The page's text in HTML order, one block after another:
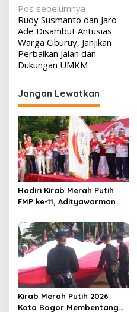
Navigasi
pos
Pos sebelumnya
Rudy Susmanto dan Jaro
Ade Disambut Antusias
Warga Ciburuy, Janjikan
Perbaikan Jalan dan
Dukungan UMKM
Jangan Lewatkan
Hadiri Kirab Merah Putih
FMP ke-11, Adityawarman
Air
Kirab Merah Putih 2026
Kota Bogor Membentang